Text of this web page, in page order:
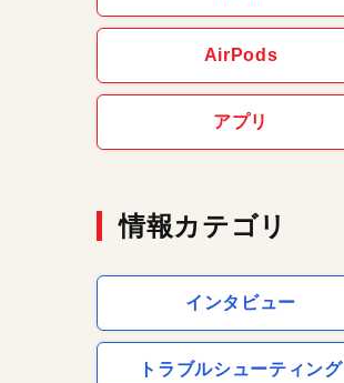
AirPods
アプリ
情報カテゴリ
インタビュー
トラブルシューティング